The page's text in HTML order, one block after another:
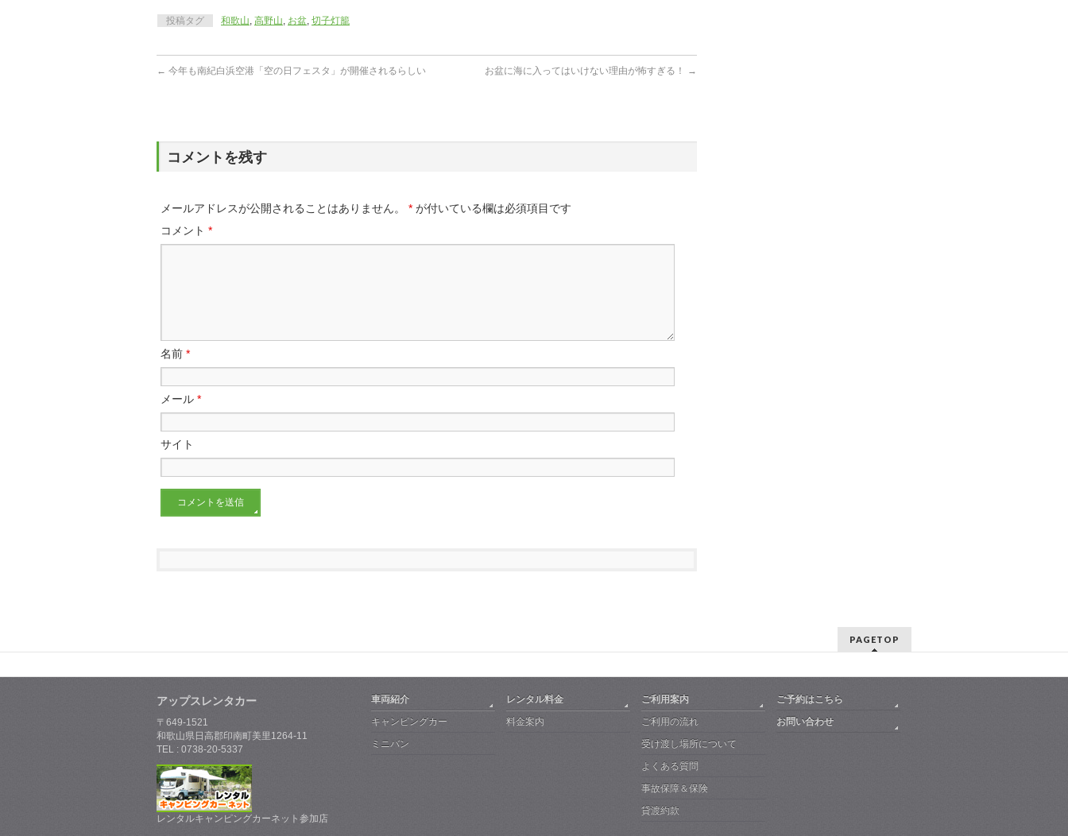
投稿タグ 和歌山, 高野山, お盆, 切子灯籠
← 今年も南紀白浜空港「空の日フェスタ」が開催されるらしい お盆に海に入ってはいけない理由が怖すぎる！ →
コメントを残す
メールアドレスが公開されることはありません。 * が付いている欄は必須項目です
コメント *
名前 *
メール *
サイト
PAGETOP
アップスレンタカー
〒649-1521
和歌山県日高郡印南町美里1264-11
TEL : 0738-20-5337
レンタルキャンピングカーネット参加店
車両紹介
キャンピングカー
ミニバン
レンタル料金
料金案内
ご利用案内
ご利用の流れ
受け渡し場所について
よくある質問
事故保障＆保険
貸渡約款
ご予約はこちら
お問い合わせ